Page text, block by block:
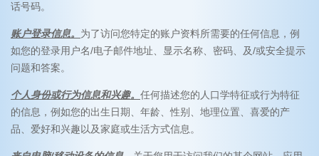
话号码。
账户登录信息。 为了访问您特定的账户资料所需要的任何信息，例
如您的登录用户名/电子邮件地址、显示名称、密码、及/或安全提示
问题和答案。
个人身份或行为信息和兴趣。 任何描述您的人口学特征或行为特征
的信息，例如您的出生日期、年龄、性别、地理位置、喜爱的产
品、爱好和兴趣以及家庭或生活方式信息。